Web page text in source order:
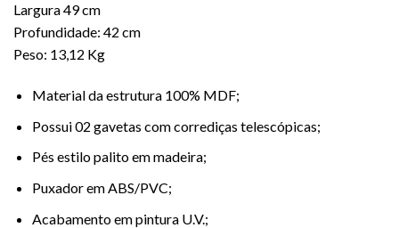
Largura 49 cm
Profundidade: 42 cm
Peso: 13,12 Kg
Material da estrutura 100% MDF;
Possui 02 gavetas com corrediças telescópicas;
Pés estilo palito em madeira;
Puxador em ABS/PVC;
Acabamento em pintura U.V.;